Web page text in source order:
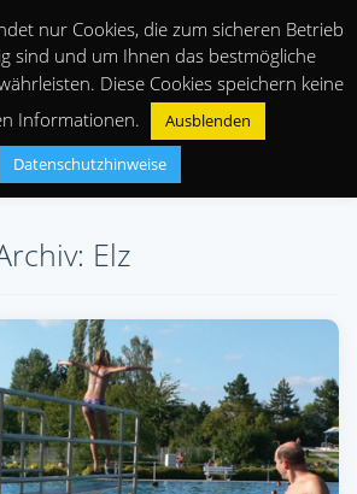
Elz
nur Cookies, die zum sicheren Betrieb
sind und um Ihnen das bestmögliche
Diese Cookies speichern keine
Informationen.
Ausblenden
Datenschutzhinweise